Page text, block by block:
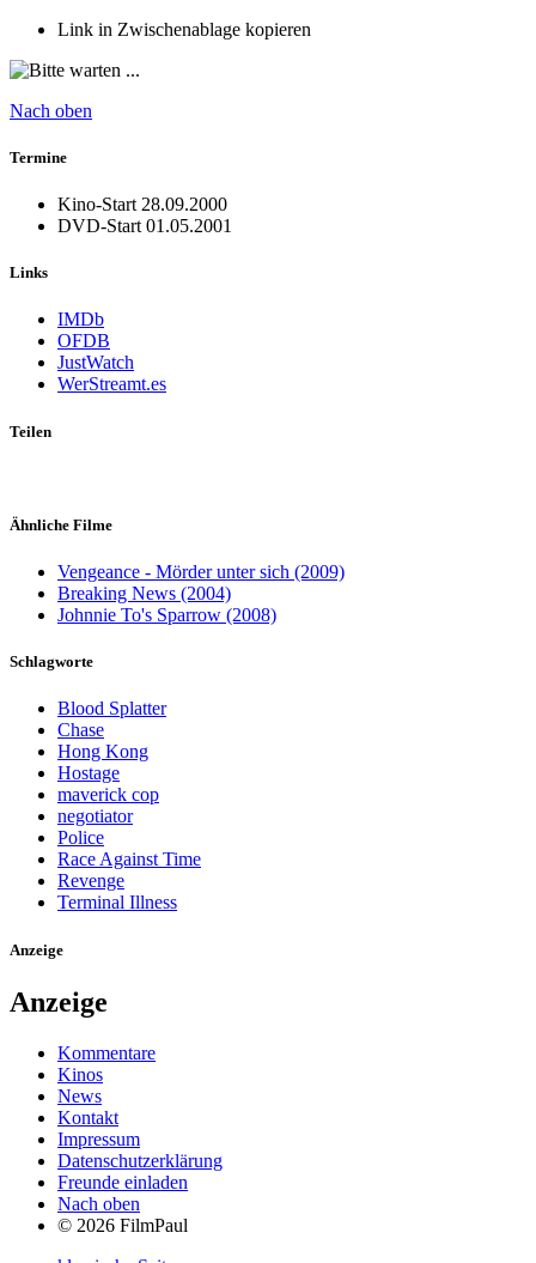
Link in Zwischenablage kopieren
Nach oben
Termine
Kino-Start 28.09.2000
DVD-Start 01.05.2001
Links
IMDb
OFDB
JustWatch
WerStreamt.es
Teilen
Ähnliche Filme
Vengeance - Mörder unter sich (2009)
Breaking News (2004)
Johnnie To's Sparrow (2008)
Schlagworte
Blood Splatter
Chase
Hong Kong
Hostage
maverick cop
negotiator
Police
Race Against Time
Revenge
Terminal Illness
Anzeige
Anzeige
Kommentare
Kinos
News
Kontakt
Impressum
Datenschutzerklärung
Freunde einladen
Nach oben
© 2026 FilmPaul